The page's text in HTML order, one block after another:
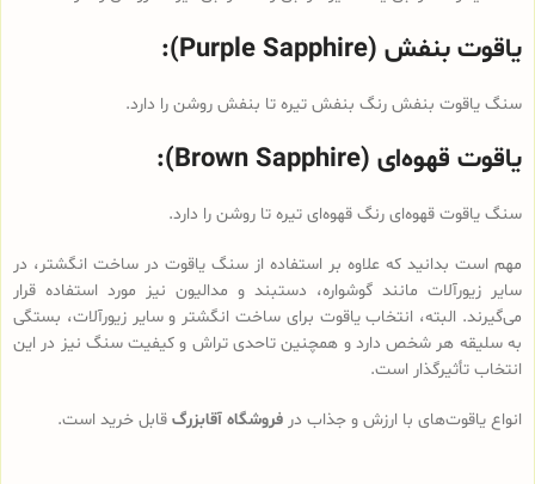
یاقوت بنفش (Purple Sapphire):
سنگ یاقوت بنفش رنگ بنفش تیره تا بنفش روشن را دارد.
یاقوت قهوه‌ای (Brown Sapphire):
سنگ یاقوت قهوه‌ای رنگ قهوه‌ای تیره تا روشن را دارد.
مهم است بدانید که علاوه بر استفاده از سنگ یاقوت‌ در ساخت انگشتر، در
سایر زیورآلات مانند گوشواره، دستبند و مدالیون نیز مورد استفاده قرار
می‌گیرند. البته، انتخاب یاقوت برای ساخت انگشتر و سایر زیورآلات، بستگی
به سلیقه هر شخص دارد و همچنین تاحدی تراش و کیفیت سنگ نیز در این
انتخاب تأثیرگذار است.
انواع یاقوت‌های با ارزش و جذاب در فروشگاه آقابزرگ قابل خرید است.